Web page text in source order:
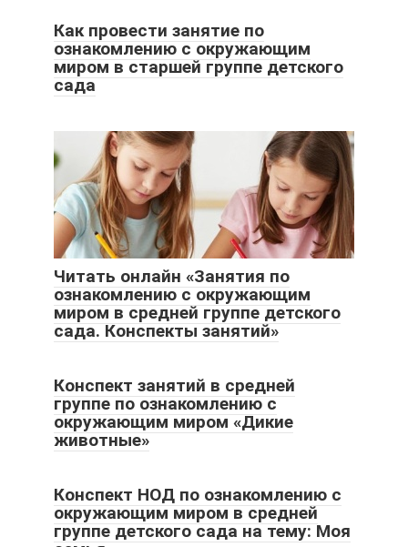
Как провести занятие по
ознакомлению с окружающим
миром в старшей группе детского
сада
Читать онлайн «Занятия по
ознакомлению с окружающим
миром в средней группе детского
сада. Конспекты занятий»
Конспект занятий в средней
группе по ознакомлению с
окружающим миром «Дикие
животные»
Конспект НОД по ознакомлению с
окружающим миром в средней
группе детского сада на тему: Моя